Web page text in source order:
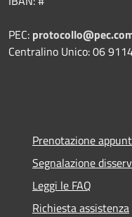
PEC:
Centralino Unico: 06
Prenotazione
Segnalazione
Leggi le FAQ
Richiesta assistenza